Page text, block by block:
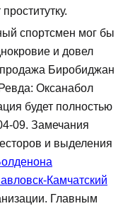
спортсмен мог бы
и довел
Биробиджан
Оксанабол
будет полностью
09. Замечания
и выделения
Камчатский
Главным